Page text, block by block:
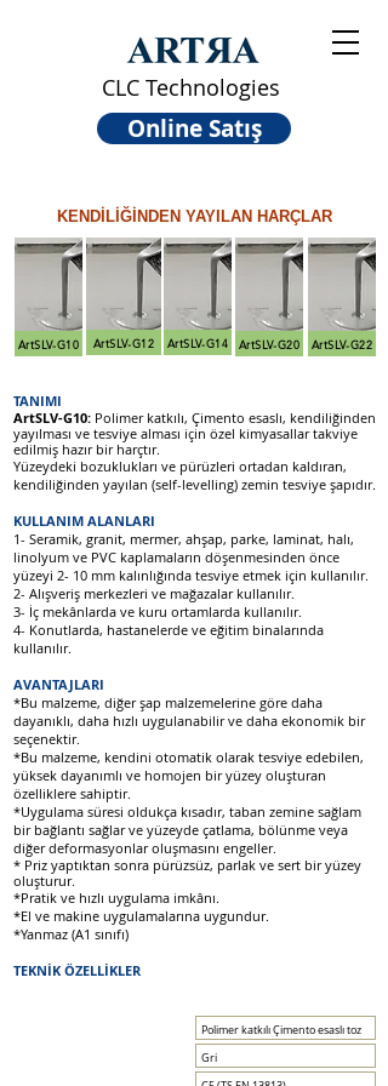
CLC Technologies
Online Satış
KENDİLİĞİNDEN YAYILAN HARÇLAR
ArtSLV-G10 ArtSLV-G12 ArtSLV-G14 ArtSLV-G20 ArtSLV-G22
TANIMI
ArtSLV-G10: Polimer katkılı, Çimento esaslı, kendiliğinden
yayılması ve tesviye alması için özel kimyasallar takviye
edilmiş hazır bir harçtır.
Yüzeydeki bozuklukları ve pürüzleri ortadan kaldıran,
kendiliğinden yayılan (self-levelling) zemin tesviye şapıdır.
KULLANIM ALANLARI
1- Seramik, granit, mermer, ahşap, parke, laminat, halı,
linolyum ve PVC kaplamaların döşenmesinden önce
yüzeyi 2- 10 mm kalınlığında tesviye etmek için kullanılır.
2- Alışveriş merkezleri ve mağazalar kullanılır.
3- İç mekânlarda ve kuru ortamlarda kullanılır.
4- Konutlarda, hastanelerde ve eğitim binalarında
kullanılır.
AVANTAJLARI
*Bu malzeme, diğer şap malzemelerine göre daha
dayanıklı, daha hızlı uygulanabilir ve daha ekonomik bir
seçenektir.
*Bu malzeme, kendini otomatik olarak tesviye edebilen,
yüksek dayanımlı ve homojen bir yüzey oluşturan
özelliklere sahiptir.
*Uygulama süresi oldukça kısadır, taban zemine sağlam
bir bağlantı sağlar ve yüzeyde çatlama, bölünme veya
diğer deformasyonlar oluşmasını engeller.
* Priz yaptıktan sonra pürüzsüz, parlak ve sert bir yüzey
oluşturur.
*Pratik ve hızlı uygulama imkânı.
*El ve makine uygulamalarına uygundur.
*Yanmaz (A1 sınıfı)
TEKNİK ÖZELLİKLER
Polimer katkılı Çimento esaslı toz
Gri